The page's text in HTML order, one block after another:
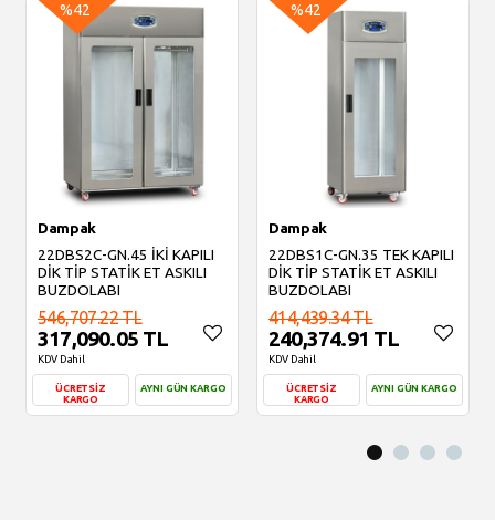
%42
Dampak
22DBS2C-GN.45 İKİ KAPILI
DİK TİP STATİK ET ASKILI
BUZDOLABI
546,707.22 TL
317,090.05 TL
KDV Dahil
ÜCRETSİZ
KARGO
AYNI GÜN KARGO
%42
Dampak
22DBS1C-GN.35 TEK KAPILI
DİK TİP STATİK ET ASKILI
BUZDOLABI
414,439.34 TL
240,374.91 TL
KDV Dahil
ÜCRETSİZ
KARGO
AYNI GÜN KARGO